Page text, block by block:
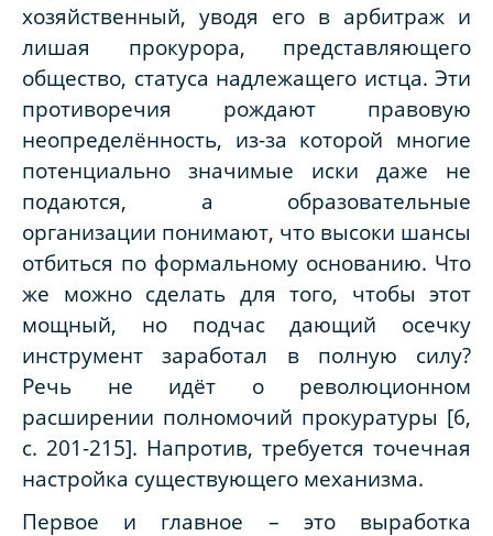
хозяйственный, уводя его в арбитраж и
лишая прокурора, представляющего
общество, статуса надлежащего истца. Эти
противоречия рождают правовую
неопределённость, из-за которой многие
потенциально значимые иски даже не
подаются, а образовательные
организации понимают, что высоки шансы
отбиться по формальному основанию. Что
же можно сделать для того, чтобы этот
мощный, но подчас дающий осечку
инструмент заработал в полную силу?
Речь не идёт о революционном
расширении полномочий прокуратуры [6,
с. 201-215]. Напротив, требуется точечная
настройка существующего механизма.
Первое и главное – это выработка